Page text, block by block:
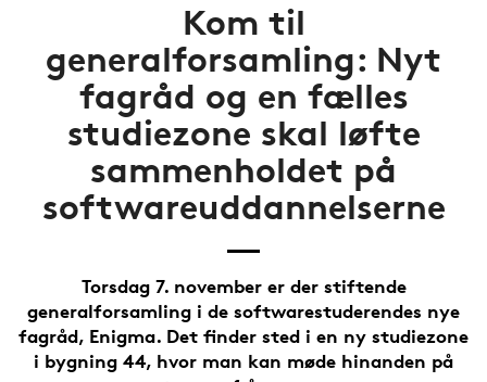
Kom til
generalforsamling: Nyt
fagråd og en fælles
studiezone skal løfte
sammenholdet på
softwareuddannelserne
Torsdag 7. november er der stiftende
generalforsamling i de softwarestuderendes nye
fagråd, Enigma. Det finder sted i en ny studiezone
i bygning 44, hvor man kan møde hinanden på